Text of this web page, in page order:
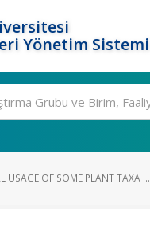
Yönetim Sistemi
USAGE OF SOME PLANT TAXA ...